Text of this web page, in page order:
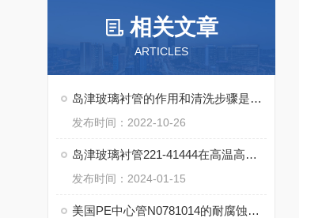
相关文章
ARTICLES
岛津玻璃衬管的作用和清洗步骤是怎样的？
发布时间：2022-10-26
岛津玻璃衬管221-41444在高温高压条件下的可靠性能
发布时间：2024-01-15
美国PE中心管N0781014的耐腐蚀性能及其对环境的适应性